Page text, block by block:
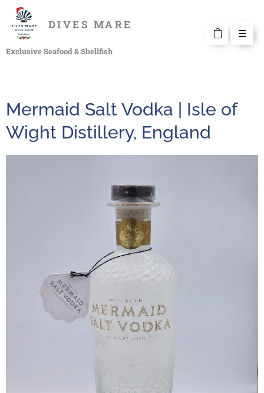
DIVES MARE
Exclusive Seafood & Shellfish
Mermaid Salt Vodka | Isle of
Wight Distillery, England